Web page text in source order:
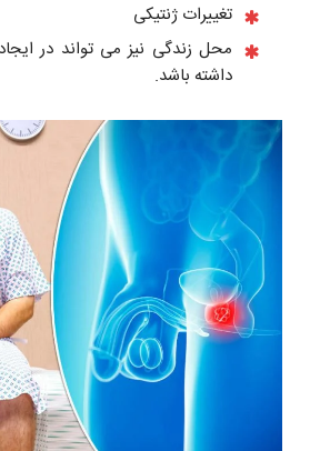
تغییرات ژنتیکى
محل زندگی نيز می تواند در
داشته باشد.